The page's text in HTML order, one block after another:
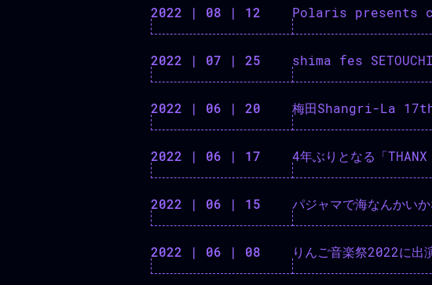
2022 | 08 | 12 Polaris presents
2022 | 07 | 25 shima fes SETOUCHI
2022 | 06 | 20 梅田Shangri-La 17th
2022 | 06 | 17 4年ぶりとなる「
2022 | 06 | 15 パジャマで海なんか
2022 | 06 | 08 りんご音楽祭2022に出